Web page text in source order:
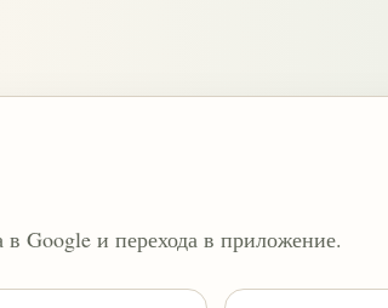
Google и перехода в приложение.